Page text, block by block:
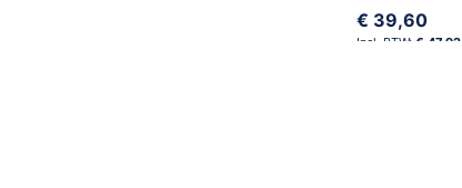
€ 39,60
€ 47,92